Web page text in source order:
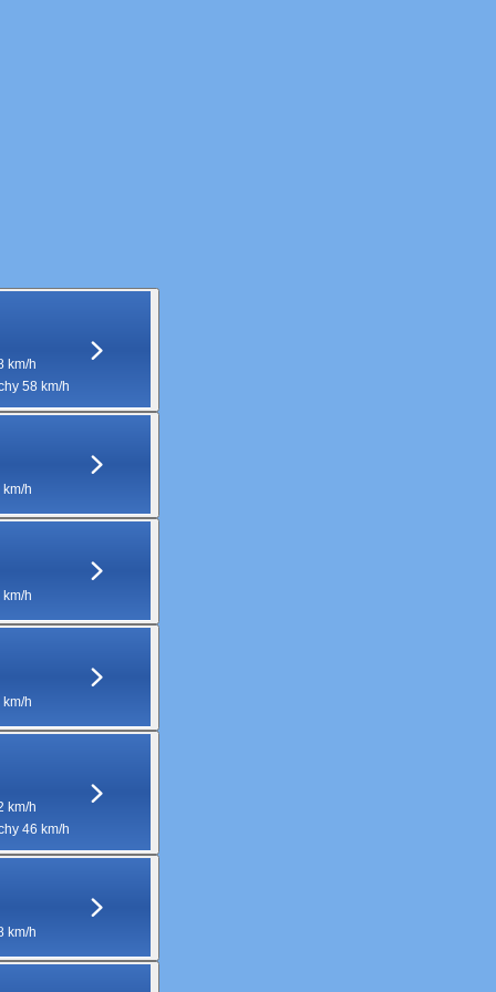
km/h
58 km/h
km/h
km/h
km/h
km/h
46 km/h
km/h